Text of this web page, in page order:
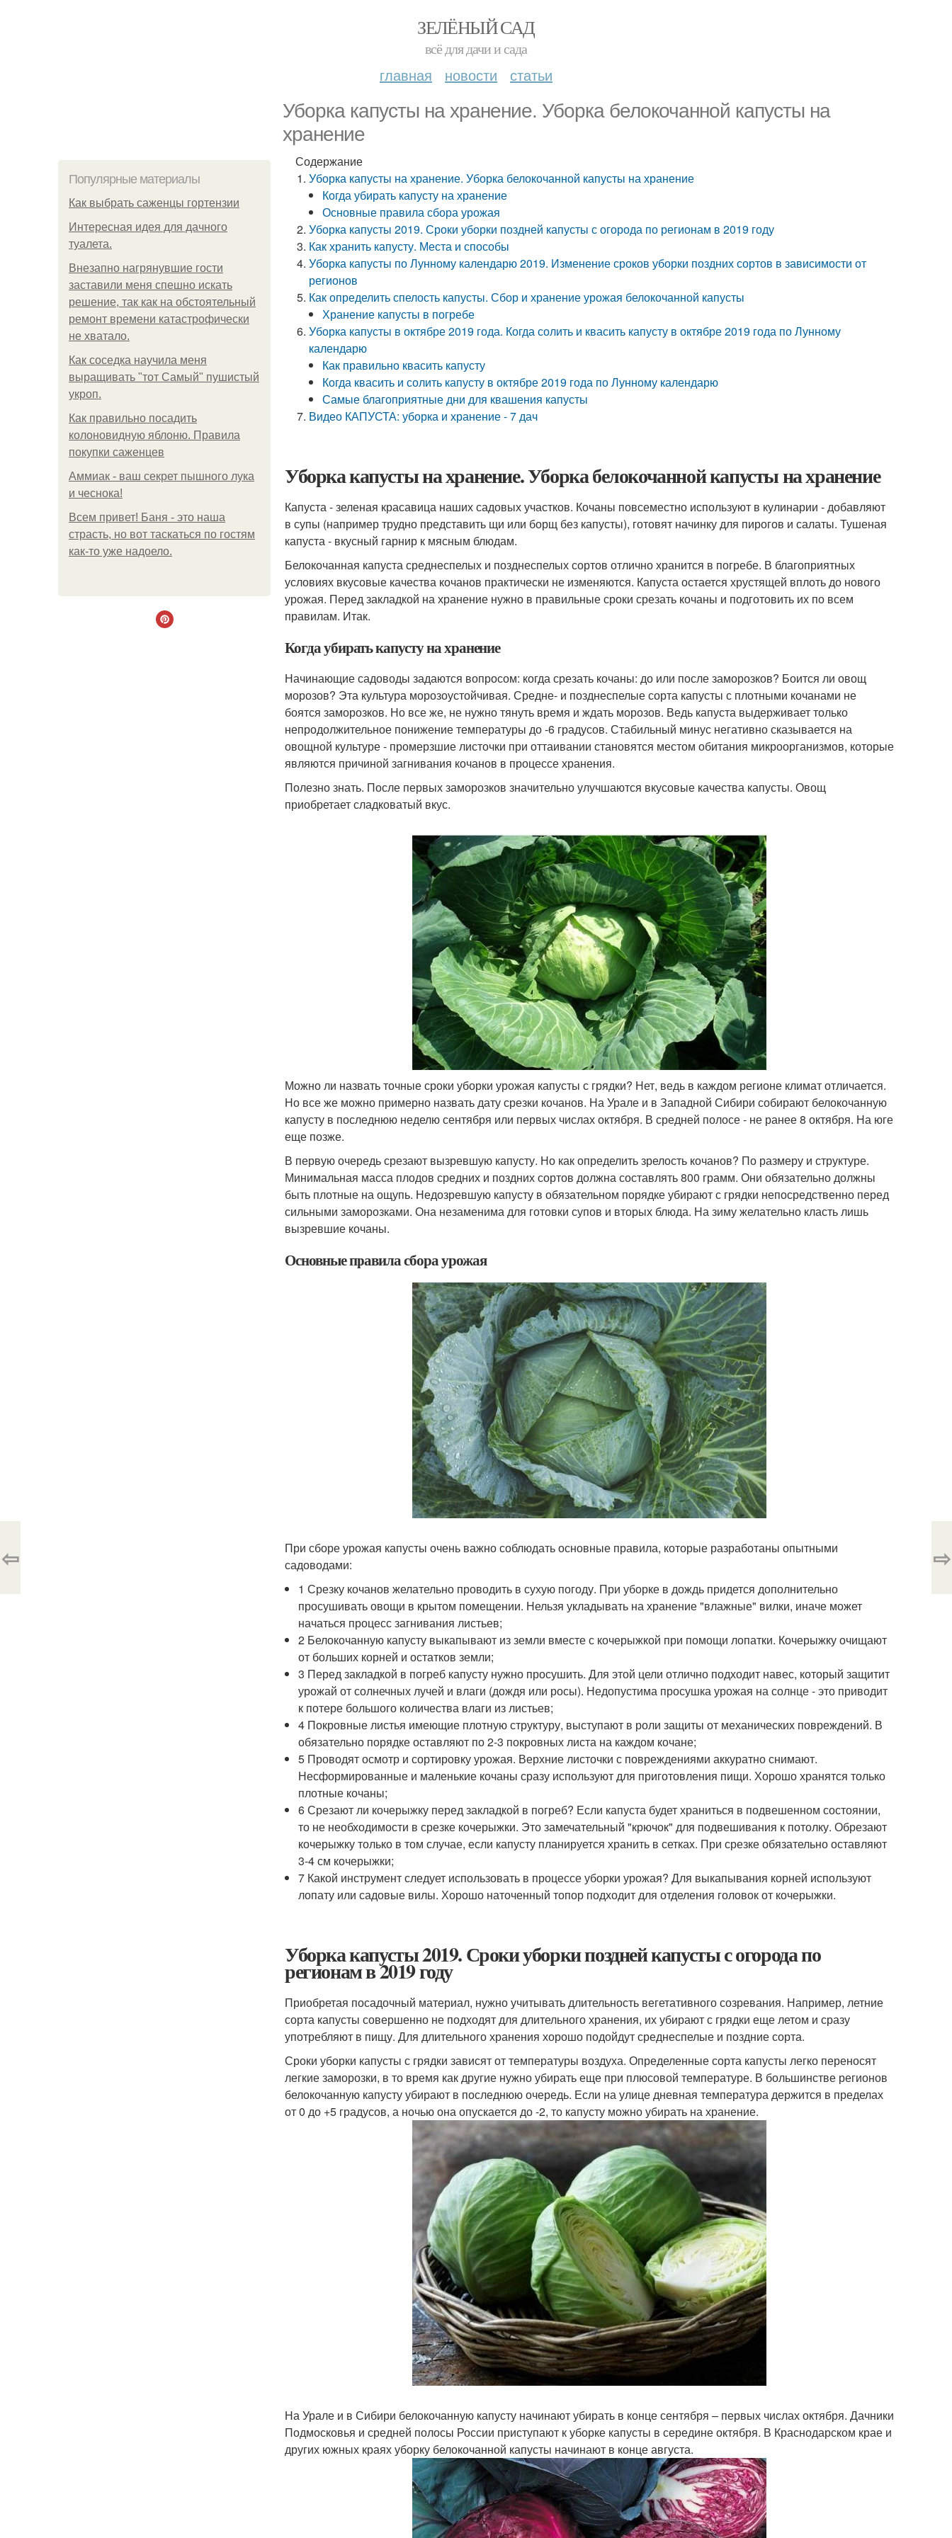
ЗЕЛЁНЫЙ САД
всё для дачи и сада
главная новости статьи
Уборка капусты на хранение. Уборка белокочанной капусты на
хранение
Популярные материалы
Как выбрать саженцы гортензии
Интересная идея для дачного
туалета.
Внезапно нагрянувшие гости
заставили меня спешно искать
решение, так как на обстоятельный
ремонт времени катастрофически
не хватало.
Как соседка научила меня
выращивать "тот Самый" пушистый
укроп.
Как правильно посадить
колоновидную яблоню. Правила
покупки саженцев
Аммиак - ваш секрет пышного лука
и чеснока!
Всем привет! Баня - это наша
страсть, но вот таскаться по гостям
как-то уже надоело.
Содержание
Уборка капусты на хранение. Уборка белокочанной капусты на хранение
Когда убирать капусту на хранение
Основные правила сбора урожая
Уборка капусты 2019. Сроки уборки поздней капусты с огорода по регионам в 2019 году
Как хранить капусту. Места и способы
Уборка капусты по Лунному календарю 2019. Изменение сроков уборки поздних сортов в зависимости от
регионов
Как определить спелость капусты. Сбор и хранение урожая белокочанной капусты
Хранение капусты в погребе
Уборка капусты в октябре 2019 года. Когда солить и квасить капусту в октябре 2019 года по Лунному
календарю
Как правильно квасить капусту
Когда квасить и солить капусту в октябре 2019 года по Лунному календарю
Самые благоприятные дни для квашения капусты
Видео КАПУСТА: уборка и хранение - 7 дач
Уборка капусты на хранение. Уборка белокочанной капусты на хранение
Капуста - зеленая красавица наших садовых участков. Кочаны повсеместно используют в кулинарии - добавляют
в супы (например трудно представить щи или борщ без капусты), готовят начинку для пирогов и салаты. Тушеная
капуста - вкусный гарнир к мясным блюдам.
Белокочанная капуста среднеспелых и позднеспелых сортов отлично хранится в погребе. В благоприятных
условиях вкусовые качества кочанов практически не изменяются. Капуста остается хрустящей вплоть до нового
урожая. Перед закладкой на хранение нужно в правильные сроки срезать кочаны и подготовить их по всем
правилам. Итак.
Когда убирать капусту на хранение
Начинающие садоводы задаются вопросом: когда срезать кочаны: до или после заморозков? Боится ли овощ
морозов? Эта культура морозоустойчивая. Средне- и позднеспелые сорта капусты с плотными кочанами не
боятся заморозков. Но все же, не нужно тянуть время и ждать морозов. Ведь капуста выдерживает только
непродолжительное понижение температуры до -6 градусов. Стабильный минус негативно сказывается на
овощной культуре - промерзшие листочки при оттаивании становятся местом обитания микроорганизмов, которые
являются причиной загнивания кочанов в процессе хранения.
Полезно знать. После первых заморозков значительно улучшаются вкусовые качества капусты. Овощ
приобретает сладковатый вкус.
Можно ли назвать точные сроки уборки урожая капусты с грядки? Нет, ведь в каждом регионе климат отличается.
Но все же можно примерно назвать дату срезки кочанов. На Урале и в Западной Сибири собирают белокочанную
капусту в последнюю неделю сентября или первых числах октября. В средней полосе - не ранее 8 октября. На юге
еще позже.
В первую очередь срезают вызревшую капусту. Но как определить зрелость кочанов? По размеру и структуре.
Минимальная масса плодов средних и поздних сортов должна составлять 800 грамм. Они обязательно должны
быть плотные на ощупь. Недозревшую капусту в обязательном порядке убирают с грядки непосредственно перед
сильными заморозками. Она незаменима для готовки супов и вторых блюда. На зиму желательно класть лишь
вызревшие кочаны.
Основные правила сбора урожая
При сборе урожая капусты очень важно соблюдать основные правила, которые разработаны опытными
садоводами:
1 Срезку кочанов желательно проводить в сухую погоду. При уборке в дождь придется дополнительно
просушивать овощи в крытом помещении. Нельзя укладывать на хранение "влажные" вилки, иначе может
начаться процесс загнивания листьев;
2 Белокочанную капусту выкапывают из земли вместе с кочерыжкой при помощи лопатки. Кочерыжку очищают
от больших корней и остатков земли;
3 Перед закладкой в погреб капусту нужно просушить. Для этой цели отлично подходит навес, который защитит
урожай от солнечных лучей и влаги (дождя или росы). Недопустима просушка урожая на солнце - это приводит
к потере большого количества влаги из листьев;
4 Покровные листья имеющие плотную структуру, выступают в роли защиты от механических повреждений. В
обязательно порядке оставляют по 2-3 покровных листа на каждом кочане;
5 Проводят осмотр и сортировку урожая. Верхние листочки с повреждениями аккуратно снимают.
Несформированные и маленькие кочаны сразу используют для приготовления пищи. Хорошо хранятся только
плотные кочаны;
6 Срезают ли кочерыжку перед закладкой в погреб? Если капуста будет храниться в подвешенном состоянии,
то не необходимости в срезке кочерыжки. Это замечательный "крючок" для подвешивания к потолку. Обрезают
кочерыжку только в том случае, если капусту планируется хранить в сетках. При срезке обязательно оставляют
3-4 см кочерыжки;
7 Какой инструмент следует использовать в процессе уборки урожая? Для выкапывания корней используют
лопату или садовые вилы. Хорошо наточенный топор подходит для отделения головок от кочерыжки.
Уборка капусты 2019. Сроки уборки поздней капусты с огорода по
регионам в 2019 году
Приобретая посадочный материал, нужно учитывать длительность вегетативного созревания. Например, летние
сорта капусты совершенно не подходят для длительного хранения, их убирают с грядки еще летом и сразу
употребляют в пищу. Для длительного хранения хорошо подойдут среднеспелые и поздние сорта.
Сроки уборки капусты с грядки зависят от температуры воздуха. Определенные сорта капусты легко переносят
легкие заморозки, в то время как другие нужно убирать еще при плюсовой температуре. В большинстве регионов
белокочанную капусту убирают в последнюю очередь. Если на улице дневная температура держится в пределах
от 0 до +5 градусов, а ночью она опускается до -2, то капусту можно убирать на хранение.
На Урале и в Сибири белокочанную капусту начинают убирать в конце сентября – первых числах октября. Дачники
Подмосковья и средней полосы России приступают к уборке капусты в середине октября. В Краснодарском крае и
других южных краях уборку белокочанной капусты начинают в конце августа.
⇦ ⇨